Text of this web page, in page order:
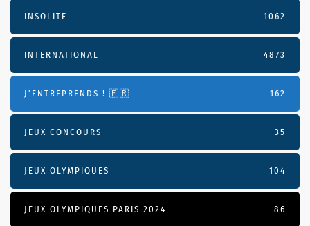
INSOLITE 1062
INTERNATIONAL 4873
J'ENTREPRENDS ! 🇫🇷 162
JEUX CONCOURS 35
JEUX OLYMPIQUES 104
JEUX OLYMPIQUES PARIS 2024 86